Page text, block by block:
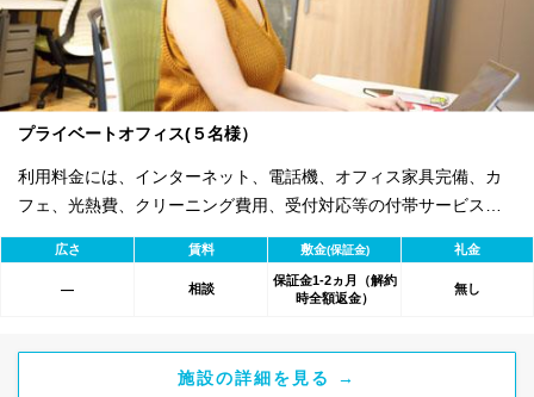
プライベートオフィス(５名様）
利用料金には、インターネット、電話機、オフィス家具完備、カ
フェ、光熱費、クリーニング費用、受付対応等の付帯サービスす
べて含まれ、追加料金不要です。 また適宜キャンペーン、契約期
間による割引特典あります。
広さ 賃料 敷金(保証金) 礼金
― 相談
保証金1-2ヵ月（解約
時全額返金）
無し
施設の詳細を見る →